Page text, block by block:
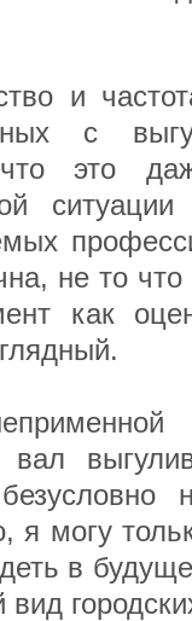
и
с
это
не то
как
вал
я могу
в